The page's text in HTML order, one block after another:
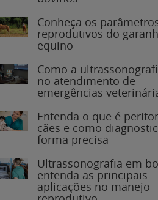
Conheça os parâmetros
reprodutivos do
equino
Como a
no atendimento de
emergências
Entenda o que é
cães e como
forma precisa
Ultrassonografia em
entenda as principais
aplicações no manejo
reprodutivo